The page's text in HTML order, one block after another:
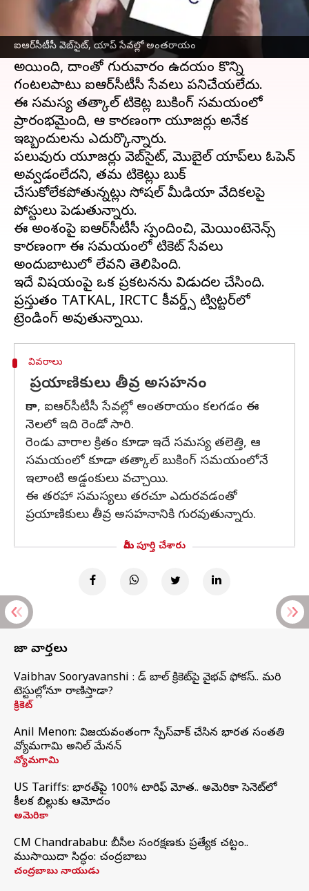
ఐఆర్‌సీటీసీ వెబ్‌సైట్, యాప్ సేవల్లో అంతరాయం
రైల్వే టికెట్ల బుకింగ్‌కు సంబంధించి ఐఆర్‌సీటీసీవెబ్‌సైట్,
మొబైల్ యాప్ సేవల్లో అంతరాయం ఏర్పడింది.
మెయింటెనెన్స్ పనుల కారణంగా సర్వర్‌ డౌన్‌
అయింది, దాంతో గురువారం ఉదయం కొన్ని
గంటలపాటు ఐఆర్‌సీటీసీ సేవలు పనిచేయలేదు.
ఈ సమస్య తత్కాల్‌ టికెట్ల బుకింగ్ సమయంలో
ప్రారంభమైంది, ఆ కారణంగా యూజర్లు అనేక
ఇబ్బందులను ఎదుర్కొన్నారు.
పలువురు యూజర్లు వెబ్‌సైట్, మొబైల్ యాప్‌లు ఓపెన్‌
అవ్వడంలేదని, తమ టికెట్లు బుక్‌
చేసుకోలేకపోతున్నట్లు సోషల్‌ మీడియా వేదికలపై
పోస్టులు పెడుతున్నారు.
ఈ అంశంపై ఐఆర్‌సీటీసీ స్పందించి, మెయింటెనెన్స్
కారణంగా ఈ సమయంలో టికెట్‌ సేవలు
అందుబాటులో లేవని తెలిపింది.
ఇదే విషయంపై ఒక ప్రకటనను విడుదల చేసింది.
ప్రస్తుతం TATKAL, IRCTC కీవర్డ్స్‌ ట్విట్టర్‌లో
వివరాలు
ప్రయాణికులు తీవ్ర అసహనం
కాగా, ఐఆర్‌సీటీసీ సేవల్లో అంతరాయం కలగడం ఈ
నెలలో ఇది రెండో సారి.
రెండు వారాల క్రితం కూడా ఇదే సమస్య తలెత్తి, ఆ
సమయంలో కూడా తత్కాల్‌ బుకింగ్‌ సమయంలోనే
ఇలాంటి అడ్డంకులు వచ్చాయి.
ఈ తరహా సమస్యలు తరచూ ఎదురవడంతో
ప్రయాణికులు తీవ్ర అసహనానికి గురవుతున్నారు.
మీరు పూర్తి చేశారు
తాజా వార్తలు
Vaibhav Sooryavanshi : రెడ్ బాల్ క్రికెట్‌పై వైభవ్ ఫోకస్.. మరి
టెస్టుల్లోనూ రాణిస్తాడా?
క్రికెట్
Anil Menon: విజయవంతంగా స్పేస్‌వాక్‌ చేసిన భారత సంతతి
వ్యోమగామి అనిల్‌ మేనన్
వ్యోమగామి
US Tariffs: భారత్‌పై 100% టారిఫ్‌ మోత.. అమెరికా సెనెట్‌లో
కీలక బిల్లుకు ఆమోదం
అమెరికా
CM Chandrababu: బీసీల సంరక్షణకు ప్రత్యేక చట్టం..
ముసాయిదా సిద్ధం: చంద్రబాబు
చంద్రబాబు నాయుడు